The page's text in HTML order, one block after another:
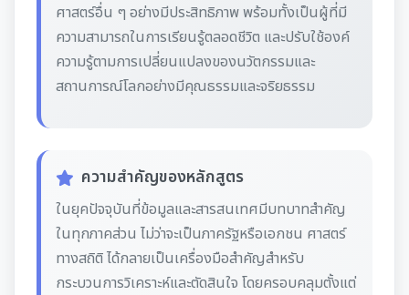
ศาสตร์อื่น ๆ อย่างมีประสิทธิภาพ พร้อมทั้งเป็นผู้ที่มี
ความสามารถในการเรียนรู้ตลอดชีวิต และปรับใช้องค์
ความรู้ตามการเปลี่ยนแปลงของนวัตกรรมและ
สถานการณ์โลกอย่างมีคุณธรรมและจริยธรรม
ความสำคัญของหลักสูตร
ในยุคปัจจุบันที่ข้อมูลและสารสนเทศมีบทบาทสำคัญ
ในทุกภาคส่วน ไม่ว่าจะเป็นภาครัฐหรือเอกชน ศาสตร์
ทางสถิติ ได้กลายเป็นเครื่องมือสำคัญสำหรับ
กระบวนการวิเคราะห์และตัดสินใจ โดยครอบคลุมตั้งแต่